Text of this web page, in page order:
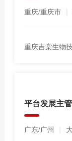
重庆/重庆市 |
重庆吉棠生物
平台发展主
广东/广州 |